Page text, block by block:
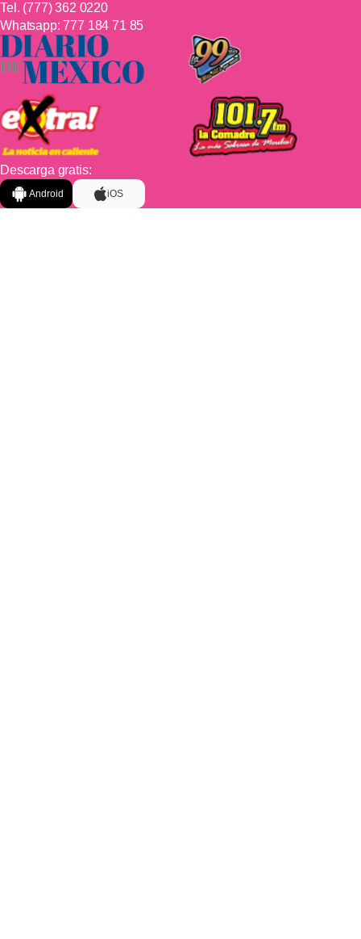
Tel. (777) 362 0220
Whatsapp:777 184 71 85
Descarga gratis:
Android iOS